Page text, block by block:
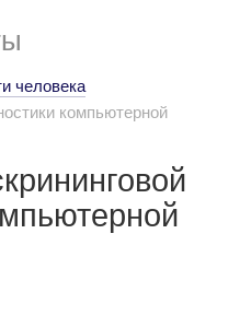
человека
компьютерной